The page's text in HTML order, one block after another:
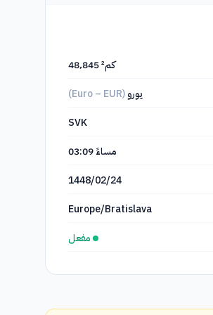
48٬845 كم²
يورو(Euro – EUR)
SVK
03:09مساءً
1448/02/24
Europe/Bratislava
مفعل